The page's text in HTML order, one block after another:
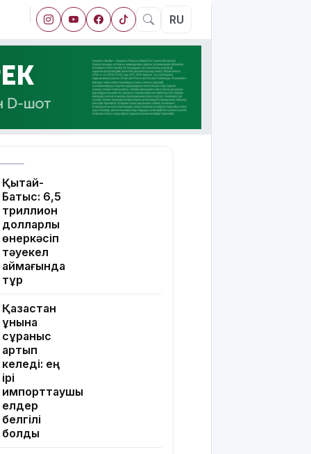
RU
Қытай-
Батыс: 6,5
триллион
долларлық
өнеркәсіп
тәуекел
аймағында
тұр
Қазақстан
ұнына
сұраныс
артып
келеді: ең
ірі
импорттаушы
елдер
белгілі
болды